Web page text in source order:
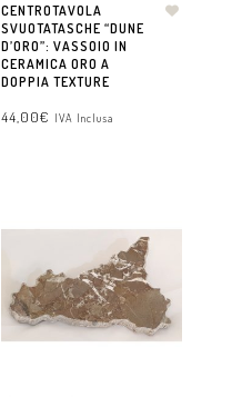
CENTROTAVOLA
SVUOTATASCHE “DUNE
D’ORO”: VASSOIO IN
CERAMICA ORO A
DOPPIA TEXTURE
44,00€ IVA Inclusa